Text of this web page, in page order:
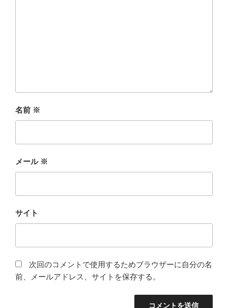
名前 ※
メール ※
サイト
次回のコメントで使用するためブラウザーに自分の名
前、メールアドレス、サイトを保存する。